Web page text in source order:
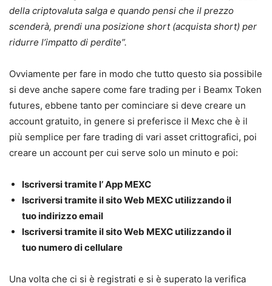
della criptovaluta salga e quando pensi che il prezzo
scenderà, prendi una posizione short (acquista short) per
ridurre l’impatto di perdite”.
Ovviamente per fare in modo che tutto questo sia possibile
si deve anche sapere come fare trading per i Beamx Token
futures, ebbene tanto per cominciare si deve creare un
account gratuito, in genere si preferisce il Mexc che è il
più semplice per fare trading di vari asset crittografici, poi
creare un account per cui serve solo un minuto e poi:
Iscriversi tramite l’ App MEXC
Iscriversi tramite il sito Web MEXC utilizzando il
tuo indirizzo email
Iscriversi tramite il sito Web MEXC utilizzando il
tuo numero di cellulare
Una volta che ci si è registrati e si è superato la verifica